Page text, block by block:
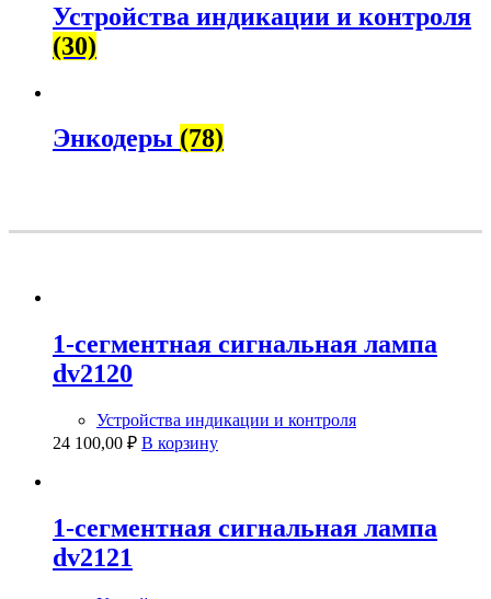
Устройства индикации и контроля
(30)
Энкодеры (78)
1-сегментная сигнальная лампа
dv2120
Устройства индикации и контроля
24 100,00 ₽ В корзину
1-сегментная сигнальная лампа
dv2121